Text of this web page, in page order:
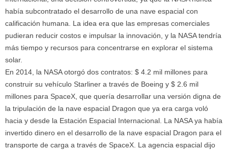
había subcontratado el desarrollo de una nave espacial con
calificación humana. La idea era que las empresas comerciales
pudieran reducir costos e impulsar la innovación, y la NASA tendría
más tiempo y recursos para concentrarse en explorar el sistema
solar.
En 2014, la NASA otorgó dos contratos: $ 4.2 mil millones para
construir su vehículo Starliner a través de Boeing y $ 2.6 mil
millones para SpaceX, que quería desarrollar una versión digna de
la tripulación de la nave espacial Dragon que ya era carga voló
hacia y desde la Estación Espacial Internacional. La NASA ya había
invertido dinero en el desarrollo de la nave espacial Dragon para el
transporte de carga a través de SpaceX. La agencia espacial dijo